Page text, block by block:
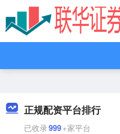
正规配资平台排行
已收录999+家平台